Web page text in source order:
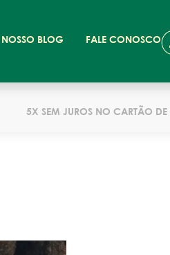
NOSSO BLOG FALE CONOSCO
5X SEM JUROS NO CARTÃO DE